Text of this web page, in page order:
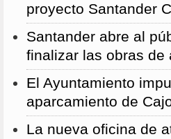
proyecto Santander
Santander abre al
finalizar las obras de
El Ayuntamiento
aparcamiento de
La nueva oficina de